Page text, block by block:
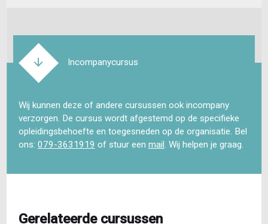
Incompanycursus
Wij kunnen deze of andere cursussen ook incompany
verzorgen. De cursus wordt afgestemd op de specifieke
opleidingsbehoefte en toegesneden op de organisatie. Bel
ons: 079-3631919 of stuur een mail . Wij helpen je graag.
Gerelateerde cursussen